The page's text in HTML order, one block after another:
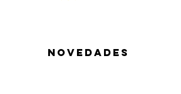
NOVEDADES